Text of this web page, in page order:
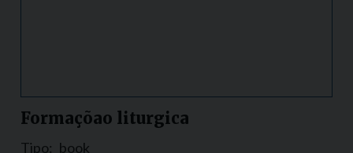
Formaçõao liturgica
Tipo: book